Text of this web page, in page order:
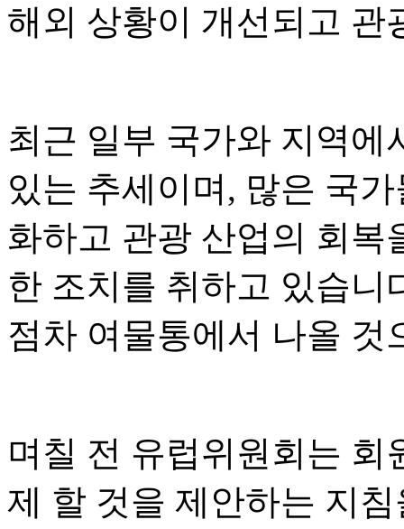
해외 상황이 개선되고 관
최근 일부 국가와 지역에
있는 추세이며, 많은 국
화하고 관광 산업의 회복
한 조치를 취하고 있습니
점차 여물통에서 나올 것
며칠 전 유럽위원회는 회
제 할 것을 제안하는 지